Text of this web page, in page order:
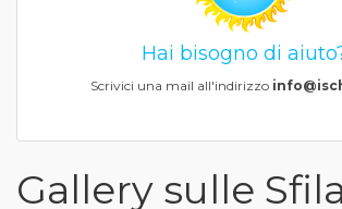
Hai bisogno di
Scrivici una mail all'indirizzo
Gallery sulle